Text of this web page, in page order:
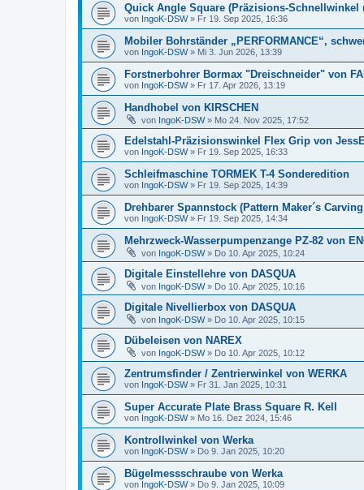
Quick Angle Square (Präzisions-
von IngoK-DSW» Fr 19. Sep 2025, 16:36
Mobiler Bohrständer „PERFORMANCE“,
von IngoK-DSW» Mi 3. Jun 2026, 13:39
Forstnerbohrer Bormax "Dreischneider" von
von IngoK-DSW» Fr 17. Apr 2026, 13:19
Handhobel von KIRSCHEN
von IngoK-DSW» Mo 24. Nov 2025, 17:52
Edelstahl-Präzisionswinkel Flex Grip von
von IngoK-DSW» Fr 19. Sep 2025, 16:33
Schleifmaschine TORMEK T-4 Sonderedition
von IngoK-DSW» Fr 19. Sep 2025, 14:39
Drehbarer Spannstock (Pattern Maker´s
von IngoK-DSW» Fr 19. Sep 2025, 14:34
Mehrzweck-Wasserpumpenzange PZ-82 von
von IngoK-DSW» Do 10. Apr 2025, 10:24
Digitale Einstellehre von DASQUA
von IngoK-DSW» Do 10. Apr 2025, 10:16
Digitale Nivellierbox von DASQUA
von IngoK-DSW» Do 10. Apr 2025, 10:15
Dübeleisen von NAREX
von IngoK-DSW» Do 10. Apr 2025, 10:12
Zentrumsfinder / Zentrierwinkel von WERKA
von IngoK-DSW» Fr 31. Jan 2025, 10:31
Super Accurate Plate Brass Square R. Kell
von IngoK-DSW» Mo 16. Dez 2024, 15:46
Kontrollwinkel von Werka
von IngoK-DSW» Do 9. Jan 2025, 10:20
Bügelmessschraube von Werka
von IngoK-DSW» Do 9. Jan 2025, 10:09